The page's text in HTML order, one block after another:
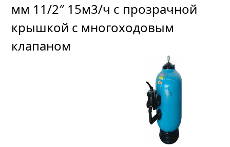
мм 11/2″ 15м3/ч с прозрачной
крышкой с многоходовым
клапаном